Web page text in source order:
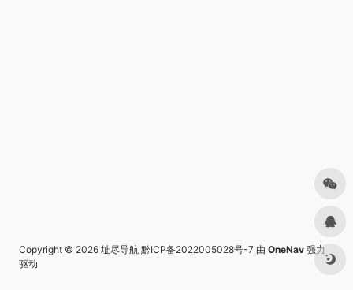
Copyright © 2026 址尽导航 黔ICP备2022005028号-7 由 OneNav 强力
驱动